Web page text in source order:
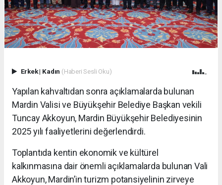
Erkek| Kadın (Haberi Sesli Oku)
Yapılan kahvaltıdan sonra açıklamalarda bulunan
Mardin Valisi ve Büyükşehir Belediye Başkan vekili
Tuncay Akkoyun, Mardin Büyükşehir Belediyesinin
2025 yılı faaliyetlerini değerlendirdi.
Toplantıda kentin ekonomik ve kültürel
kalkınmasına dair önemli açıklamalarda bulunan Vali
Akkoyun, Mardin’in turizm potansiyelinin zirveye